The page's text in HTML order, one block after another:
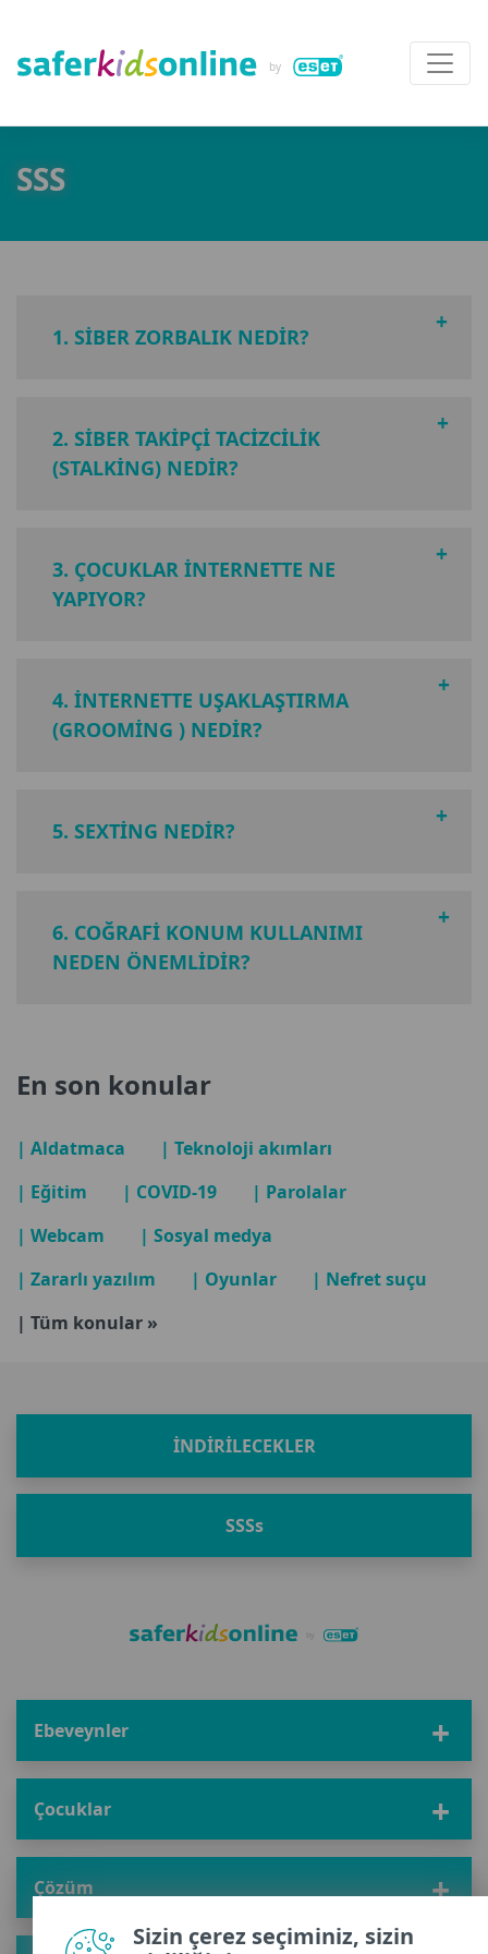
SSS
1. SIBER ZORBALIK NEDIR?
2. SIBER TAKIPÇI TACIZCILIK
(STALKING) NEDIR?
3. ÇOCUKLAR INTERNETTE NE
YAPIYOR?
4. İNTERNETTE UŞAKLAŞTIRMA
(GROOMING ) NEDIR?
5. SEXTING NEDIR?
6. COĞRAFI KONUM KULLANIMI
NEDEN ÖNEMLIDIR?
En son konular
| Aldatmaca
| Teknoloji akımları
| Eğitim
| COVID-19
| Parolalar
| Webcam
| Sosyal medya
| Zararlı yazılım
| Oyunlar
| Nefret suçu
| Tüm konular »
İNDIRILECEKLER
SSSs
Ebeveynler
Çocuklar
Çözüm
Sizin çerez seçiminiz, sizin